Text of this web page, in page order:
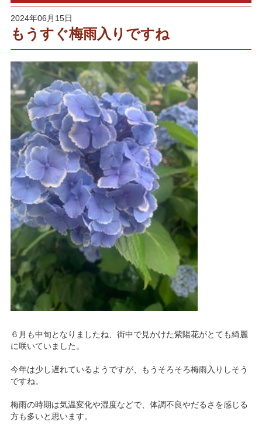
2024年06月15日
もうすぐ梅雨入りですね
６月も中旬となりましたね、街中で見かけた紫陽花がとても綺麗
に咲いていました。
今年は少し遅れているようですが、もうそろそろ梅雨入りしそう
ですね。
梅雨の時期は気温変化や湿度などで、体調不良やだるさを感じる
方も多いと思います。